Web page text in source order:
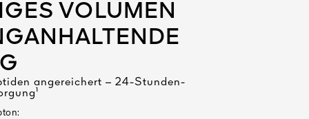
VOLUMEN
angereichert – 24-Stunden-